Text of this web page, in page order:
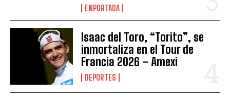
ENPORTADA
Isaac del Toro, “Torito”, se
inmortaliza en el Tour de
Francia 2026 – Amexi
DEPORTES